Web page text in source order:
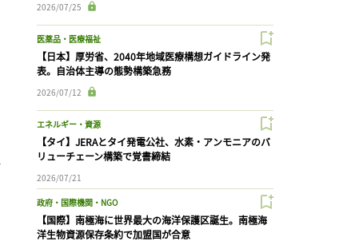
2026/07/25
医薬品・医療福祉
【日本】厚労省、2040年地域医療構想ガイドライン発
表。自治体主導の態勢構築急務
2026/07/12
エネルギー・資源
【タイ】JERAとタイ発電公社、水素・アンモニアのバ
リューチェーン構築で覚書締結
2026/07/21
政府・国際機関・NGO
【国際】南極海に世界最大の海洋保護区誕生。南極海
洋生物資源保存条約で加盟国が合意